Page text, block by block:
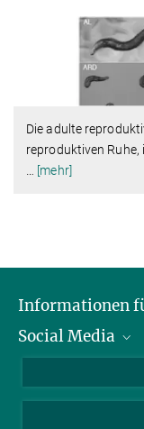
Die adulte
reproduktiven Ruhe,
[mehr]
Informationen
Bewerbende
Social Media